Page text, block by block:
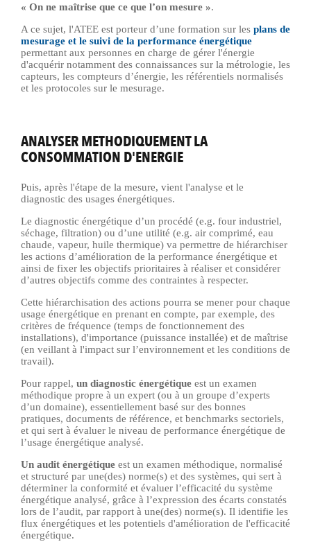
« On ne maîtrise que ce que l’on mesure ».
A ce sujet, l'ATEE est porteur d’une formation sur les plans de
mesurage et le suivi de la performance énergétique
permettant aux personnes en charge de gérer l'énergie
d'acquérir notamment des connaissances sur la métrologie, les
capteurs, les compteurs d’énergie, les référentiels normalisés
et les protocoles sur le mesurage.
ANALYSER METHODIQUEMENT LA
CONSOMMATION D'ENERGIE
Puis, après l'étape de la mesure, vient l'analyse et le
diagnostic des usages énergétiques.
Le diagnostic énergétique d’un procédé (e.g. four industriel,
séchage, filtration) ou d’une utilité (e.g. air comprimé, eau
chaude, vapeur, huile thermique) va permettre de hiérarchiser
les actions d’amélioration de la performance énergétique et
ainsi de fixer les objectifs prioritaires à réaliser et considérer
d’autres objectifs comme des contraintes à respecter.
Cette hiérarchisation des actions pourra se mener pour chaque
usage énergétique en prenant en compte, par exemple, des
critères de fréquence (temps de fonctionnement des
installations), d'importance (puissance installée) et de maîtrise
(en veillant à l'impact sur l’environnement et les conditions de
travail).
Pour rappel, un diagnostic énergétiqueest un examen
méthodique propre à un expert (ou à un groupe d’experts
d’un domaine), essentiellement basé sur des bonnes
pratiques, documents de référence, et benchmarks sectoriels,
et qui sert à évaluer le niveau de performance énergétique de
l’usage énergétique analysé.
Un audit énergétiqueest un examen méthodique, normalisé
et structuré par une(des) norme(s) et des systèmes, qui sert à
déterminer la conformité et évaluer l’efficacité du système
énergétique analysé, grâce à l’expression des écarts constatés
lors de l’audit, par rapport à une(des) norme(s). Il identifie les
flux énergétiques et les potentiels d'amélioration de l'efficacité
énergétique.